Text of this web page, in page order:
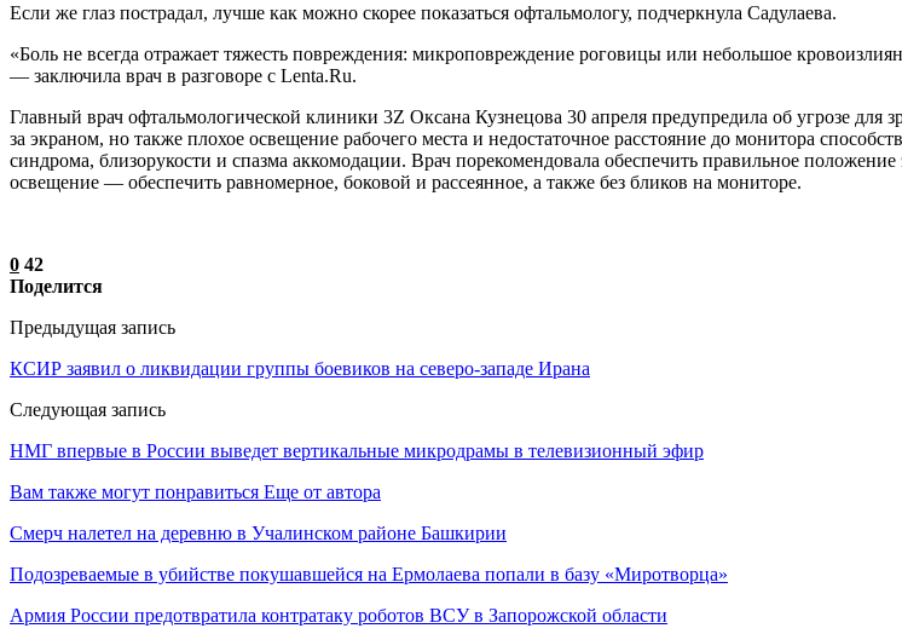
Если же глаз пострадал, лучше как можно скорее показаться офтальмологу, подчеркнула Садулаева.
«Боль не всегда отражает тяжесть повреждения: микроповреждение роговицы или небольшое
— заключила врач в разговоре с Lenta.Ru.
Главный врач офтальмологической клиники 3Z Оксана Кузнецова 30 апреля предупредила об угрозе для
за экраном, но также плохое освещение рабочего места и недостаточное расстояние до монитора
синдрома, близорукости и спазма аккомодации. Врач порекомендовала обеспечить правильное
освещение — обеспечить равномерное, боковой и рассеянное, а также без бликов на мониторе.
0 42
Поделится
Предыдущая запись
КСИР заявил о ликвидации группы боевиков на северо-западе Ирана
Следующая запись
НМГ впервые в России выведет вертикальные микродрамы в телевизионный эфир
Вам также могут понравиться Еще от автора
Смерч налетел на деревню в Учалинском районе Башкирии
Подозреваемые в убийстве покушавшейся на Ермолаева попали в базу «Миротворца»
Армия России предотвратила контратаку роботов ВСУ в Запорожской области